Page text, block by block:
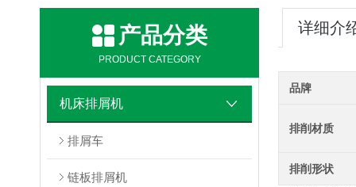
产品分类
PRODUCT CATEGORY
机床排屑机
排屑车
链板排屑机
详细介
品牌
排削材质
排削形状